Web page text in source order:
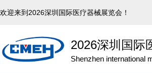
欢迎来到2026深圳国际医疗器械展览会！
2026深圳国际
Shenzhen international